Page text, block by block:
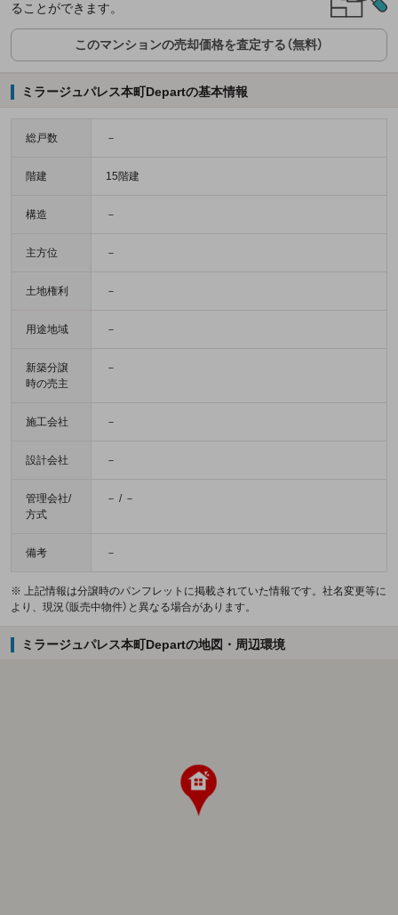
ることができます。
このマンションの売却価格を査定する（無料）
ミラージュパレス本町Departの基本情報
総戸数 －
階建 15階建
構造 －
主方位 －
土地権利 －
用途地域 －
新築分譲
時の売主
－
施工会社 －
設計会社 －
管理会社/
方式
－ / －
備考 －
※ 上記情報は分譲時のパンフレットに掲載されていた情報です。社名変更等に
より、現況（販売中物件）と異なる場合があります。
ミラージュパレス本町Departの地図・周辺環境